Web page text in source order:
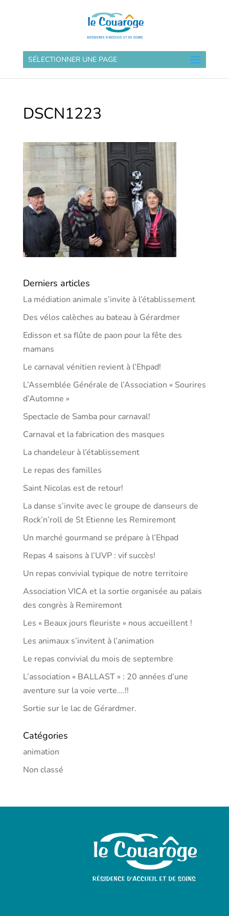
SÉLECTIONNER UNE PAGE
DSCN1223
Derniers articles
La médiation animale s’invite à l’établissement
Des vélos calèches au bateau à Gérardmer
Edisson et sa flûte de paon pour la fête des
mamans
Le carnaval vénitien revient à l’Ehpad!
L’Assemblée Générale de l’Association « Sourires
d’Automne »
Spectacle de Samba pour carnaval!
Carnaval et la fabrication des masques
La chandeleur à l’établissement
Le repas des familles
Saint Nicolas est de retour!
La danse s’invite avec le groupe de danseurs de
Rock’n’roll de St Etienne les Remiremont
Un marché gourmand se prépare à l’Ehpad
Repas 4 saisons à l’UVP : vif succès!
Un repas convivial typique de notre territoire
Association VICA et la sortie organisée au palais
des congrès à Remiremont
Les « Beaux jours fleuriste » nous accueillent !
Les animaux s’invitent à l’animation
Le repas convivial du mois de septembre
L’association « BALLAST » : 20 années d’une
aventure sur la voie verte….!!
Sortie sur le lac de Gérardmer.
Catégories
animation
Non classé